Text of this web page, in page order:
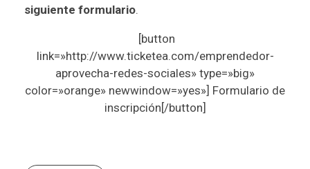
siguiente formulario.
[button
link=»http://www.ticketea.com/emprendedor-
aprovecha-redes-sociales» type=»big»
color=»orange» newwindow=»yes»] Formulario de
inscripción[/button]